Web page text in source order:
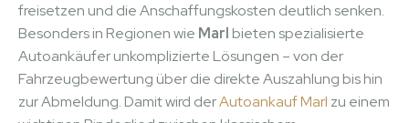
freisetzen und die Anschaffungskosten deutlich senken.
Besonders in Regionen wie Marl bieten spezialisierte
Autoankäufer unkomplizierte Lösungen – von der
Fahrzeugbewertung über die direkte Auszahlung bis hin
zur Abmeldung. Damit wird derAutoankauf Marl zu einem